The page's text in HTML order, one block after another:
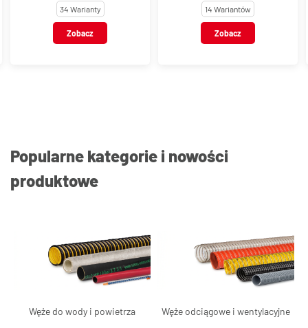
14 Wariantów
Zobacz
20 Wariantów
Zobacz
Popularne kategorie i nowości
produktowe
Węże do wody i powietrza Węże odciągowe i wentylacyjne